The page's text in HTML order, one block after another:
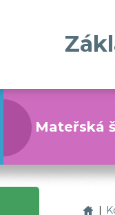
Mateřská
|